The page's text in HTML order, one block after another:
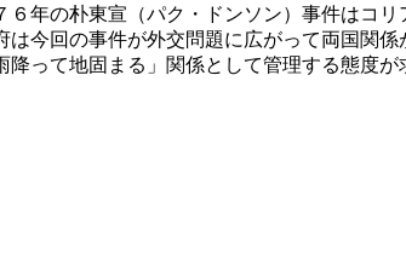
年の朴東宣（パク・ドンソン）事件はコ
今回の事件が外交問題に広がって両国関
って地固まる」関係として管理する態度が